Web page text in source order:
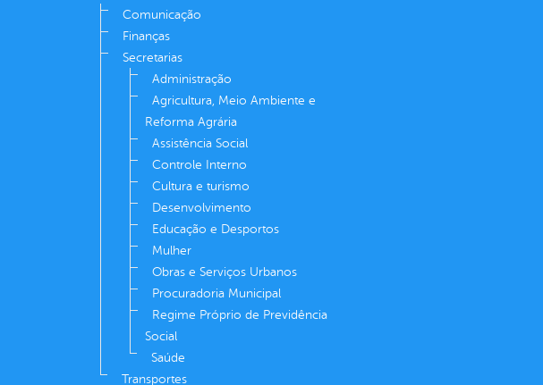
Comunicação
Finanças
Secretarias
Administração
Agricultura, Meio Ambiente e
Reforma Agrária
Assistência Social
Controle Interno
Cultura e turismo
Desenvolvimento
Educação e Desportos
Mulher
Obras e Serviços Urbanos
Procuradoria Municipal
Regime Próprio de Previdência
Social
Saúde
Transportes